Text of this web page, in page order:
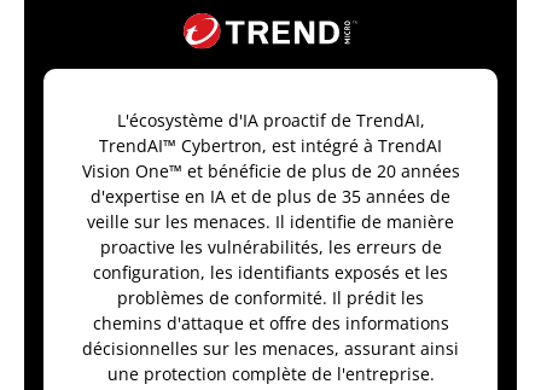
L'écosystème d'IA proactif de TrendAI,
TrendAI™ Cybertron, est intégré à TrendAI
Vision One™ et bénéficie de plus de 20 années
d'expertise en IA et de plus de 35 années de
veille sur les menaces. Il identifie de manière
proactive les vulnérabilités, les erreurs de
configuration, les identifiants exposés et les
problèmes de conformité. Il prédit les
chemins d'attaque et offre des informations
décisionnelles sur les menaces, assurant ainsi
une protection complète de l'entreprise.